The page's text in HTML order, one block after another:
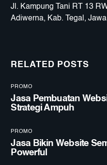
Jl. Kampung Tani RT 13
Adiwerna, Kab. Tegal,
RELATED POSTS
PROMO
Jasa Pembuatan
Strategi Ampuh
PROMO
Jasa Bikin Website
Powerful